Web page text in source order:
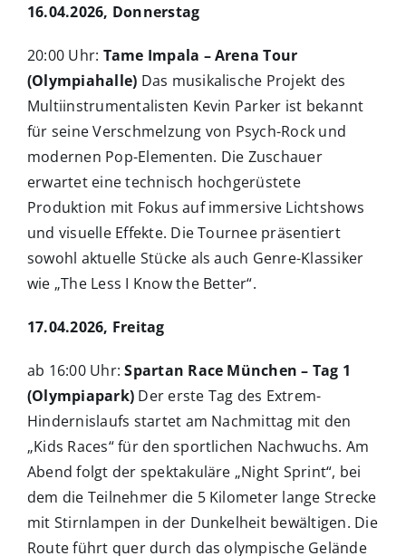
16.04.2026, Donnerstag
20:00 Uhr: Tame Impala – Arena Tour
(Olympiahalle) Das musikalische Projekt des
Multiinstrumentalisten Kevin Parker ist bekannt
für seine Verschmelzung von Psych-Rock und
modernen Pop-Elementen. Die Zuschauer
erwartet eine technisch hochgerüstete
Produktion mit Fokus auf immersive Lichtshows
und visuelle Effekte. Die Tournee präsentiert
sowohl aktuelle Stücke als auch Genre-Klassiker
wie „The Less I Know the Better“.
17.04.2026, Freitag
ab 16:00 Uhr: Spartan Race München – Tag 1
(Olympiapark) Der erste Tag des Extrem-
Hindernislaufs startet am Nachmittag mit den
„Kids Races“ für den sportlichen Nachwuchs. Am
Abend folgt der spektakuläre „Night Sprint“, bei
dem die Teilnehmer die 5 Kilometer lange Strecke
mit Stirnlampen in der Dunkelheit bewältigen. Die
Route führt quer durch das olympische Gelände